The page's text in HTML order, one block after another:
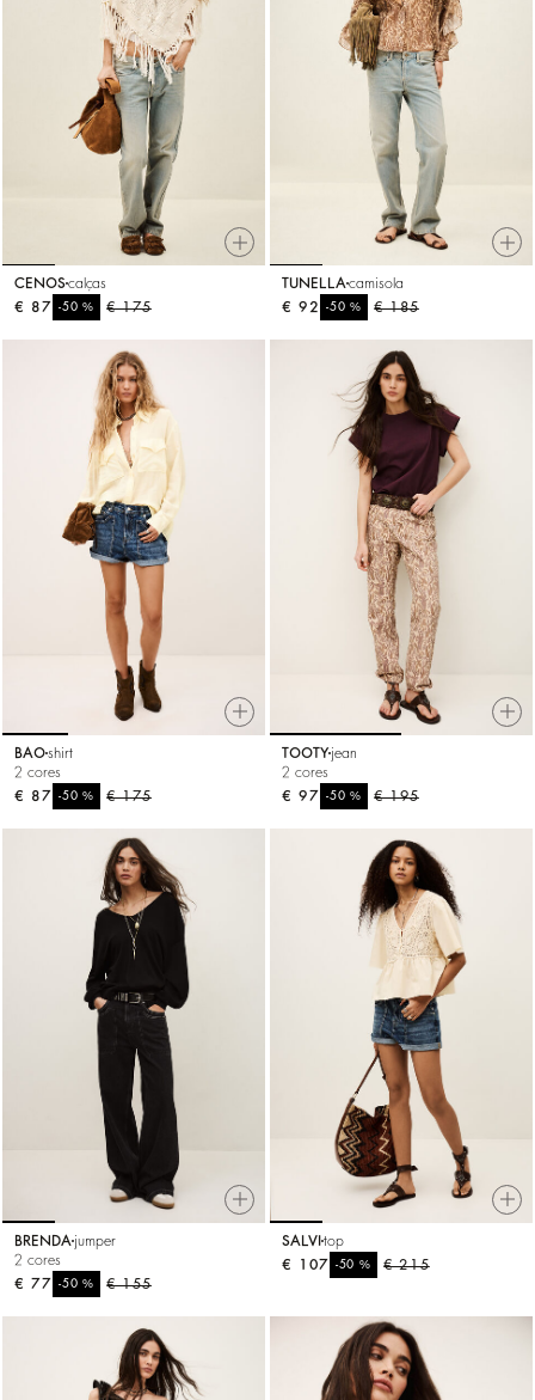
CENOScalças
€ 175
-50%
€ 87
TUNELLA camisola
€ 185
-50%
€ 92
BAOshirt
2 cores
€ 175
-50%
€ 87
TOOTY jean
2 cores
€ 195
-50%
€ 97
BRENDA jumper
2 cores
€ 155
-50%
€ 77
SALVI top
€ 215
-50%
€ 107